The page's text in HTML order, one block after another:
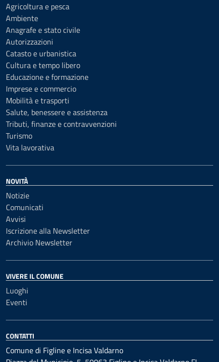
Agricoltura e pesca
Ambiente
Anagrafe e stato civile
Autorizzazioni
Catasto e urbanistica
Cultura e tempo libero
Educazione e formazione
Imprese e commercio
Mobilità e trasporti
Salute, benessere e assistenza
Tributi, finanze e contravvenzioni
Turismo
Vita lavorativa
NOVITÀ
Notizie
Comunicati
Avvisi
Iscrizione alla Newsletter
Archivio Newsletter
VIVERE IL COMUNE
Luoghi
Eventi
CONTATTI
Comune di Figline e Incisa Valdarno